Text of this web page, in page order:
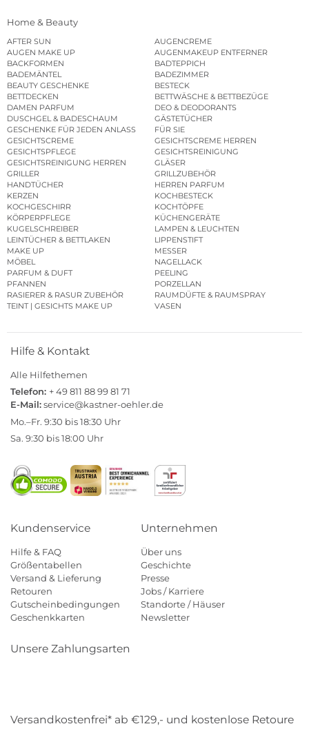
Home & Beauty
AFTER SUN
AUGENCREME
AUGEN MAKE UP
AUGENMAKEUP ENTFERNER
BACKFORMEN
BADTEPPICH
BADEMÄNTEL
BADEZIMMER
BEAUTY GESCHENKE
BESTECK
BETTDECKEN
BETTWÄSCHE & BETTBEZÜGE
DAMEN PARFUM
DEO & DEODORANTS
DUSCHGEL & BADESCHAUM
GÄSTETÜCHER
GESCHENKE FÜR JEDEN ANLASS
FÜR SIE
GESICHTSCREME
GESICHTSCREME HERREN
GESICHTSPFLEGE
GESICHTSREINIGUNG
GESICHTSREINIGUNG HERREN
GLÄSER
GRILLER
GRILLZUBEHÖR
HANDTÜCHER
HERREN PARFUM
KERZEN
KOCHBESTECK
KOCHGESCHIRR
KOCHTÖPFE
KÖRPERPFLEGE
KÜCHENGERÄTE
KUGELSCHREIBER
LAMPEN & LEUCHTEN
LEINTÜCHER & BETTLAKEN
LIPPENSTIFT
MAKE UP
MESSER
MÖBEL
NAGELLACK
PARFUM & DUFT
PEELING
PFANNEN
PORZELLAN
RASIERER & RASUR ZUBEHÖR
RAUMDÜFTE & RAUMSPRAY
TEINT | GESICHTS MAKE UP
VASEN
Hilfe & Kontakt
Alle Hilfethemen
Telefon: + 49 811 88 99 81 71
E-Mail:service@kastner-oehler.de
Mo.–Fr. 9:30 bis 18:30 Uhr
Sa. 9:30 bis 18:00 Uhr
Kundenservice
Hilfe & FAQ
Größentabellen
Versand & Lieferung
Retouren
Gutscheinbedingungen
Geschenkkarten
Unternehmen
Über uns
Geschichte
Presse
Jobs / Karriere
Standorte / Häuser
Newsletter
Unsere Zahlungsarten
Versandkostenfrei* ab €129,- und kostenlose Retoure